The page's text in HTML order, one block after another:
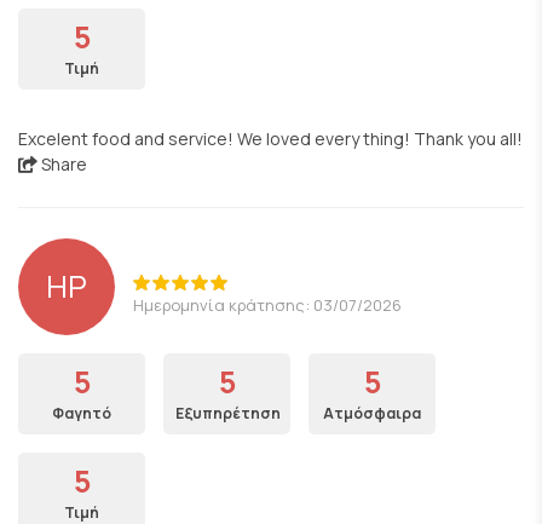
5
Τιμή
Excelent food and service! We loved every thing! Thank you all!
Share
HP Ημερομηνία κράτησης: 03/07/2026
5
Φαγητό
5
Εξυπηρέτηση
5
Ατμόσφαιρα
5
Τιμή